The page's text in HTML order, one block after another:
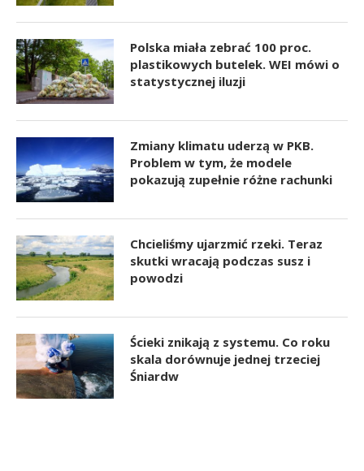
Polska miała zebrać 100 proc.
plastikowych butelek. WEI mówi o
statystycznej iluzji
Zmiany klimatu uderzą w PKB.
Problem w tym, że modele
pokazują zupełnie różne rachunki
Chcieliśmy ujarzmić rzeki. Teraz
skutki wracają podczas susz i
powodzi
Ścieki znikają z systemu. Co roku
skala dorównuje jednej trzeciej
Śniardw